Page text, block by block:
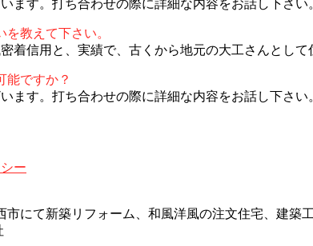
ます。打ち合わせの際に詳細な内容をお話し下さい
教えて下さい。
着信用と、実績で、古くから地元の大工さんとして
能ですか？
ます。打ち合わせの際に詳細な内容をお話し下さい
ー